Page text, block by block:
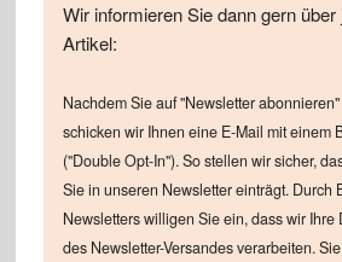
Wir informieren Sie dann gern über
Artikel:
Nachdem Sie auf "Newsletter
schicken wir Ihnen eine E-Mail mit einem
("Double Opt-In"). So stellen wir sicher,
Sie in unseren Newsletter einträgt. Durch
Newsletters willigen Sie ein, dass wir Ihre
des Newsletter-Versandes verarbeiten.